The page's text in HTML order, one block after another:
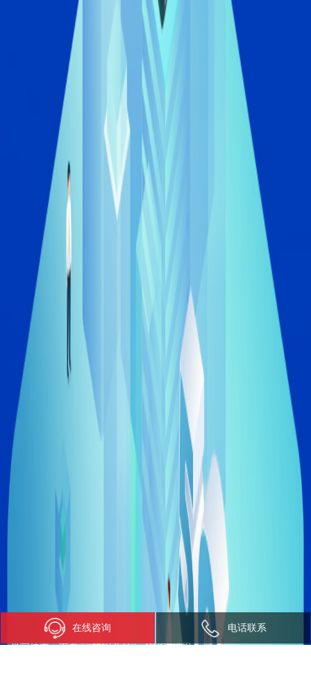
当前位置：首页> 模组产品> GNSS模组
在线咨询 电话联系